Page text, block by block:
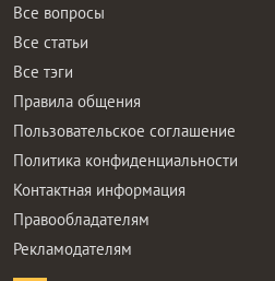
Все вопросы
Все статьи
Все тэги
Правила общения
Пользовательское соглашение
Политика конфиденциальности
Контактная информация
Правообладателям
Рекламодателям